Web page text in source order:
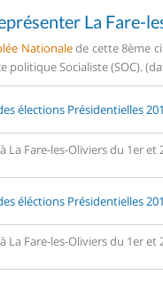
La Fare-
Nationalede cette 8ème
politique Socialiste (SOC).
élections Présidentielles
La Fare-les-Oliviers du 1er
éléctions Présidentielles
La Fare-les-Oliviers du 1er